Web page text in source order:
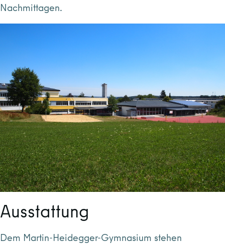
Nachmittagen.
Ausstattung
Dem Martin-Heidegger-Gymnasium stehen